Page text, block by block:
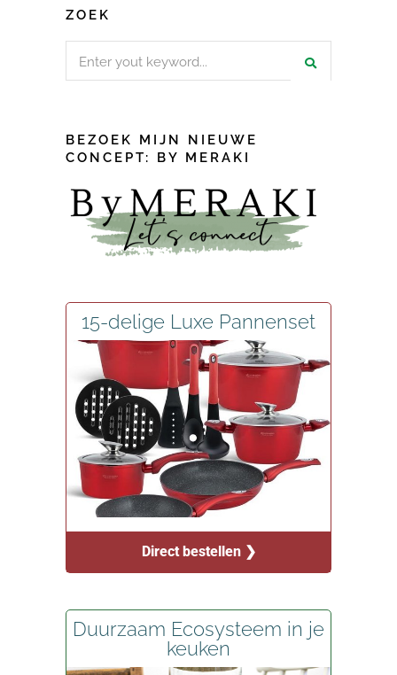
ZOEK
BEZOEK MIJN NIEUWE
CONCEPT: BY MERAKI
15-delige Luxe Pannenset
Direct bestellen ❯
Duurzaam Ecosysteem in je
keuken